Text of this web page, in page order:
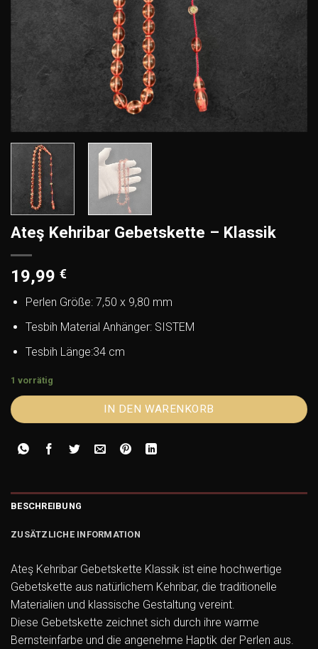
Ateş Kehribar Gebetskette – Klassik
19,99 €
Perlen Größe: 7,50 x 9,80 mm
Tesbih Material Anhänger: SISTEM
Tesbih Länge:34 cm
1 vorrätig
IN DEN WARENKORB
BESCHREIBUNG
ZUSÄTZLICHE INFORMATION
Ateş Kehribar Gebetskette Klassik ist eine hochwertige
Gebetskette aus natürlichem Kehribar, die traditionelle
Materialien und klassische Gestaltung vereint.
Diese Gebetskette zeichnet sich durch ihre warme
Bernsteinfarbe und die angenehme Haptik der Perlen aus.